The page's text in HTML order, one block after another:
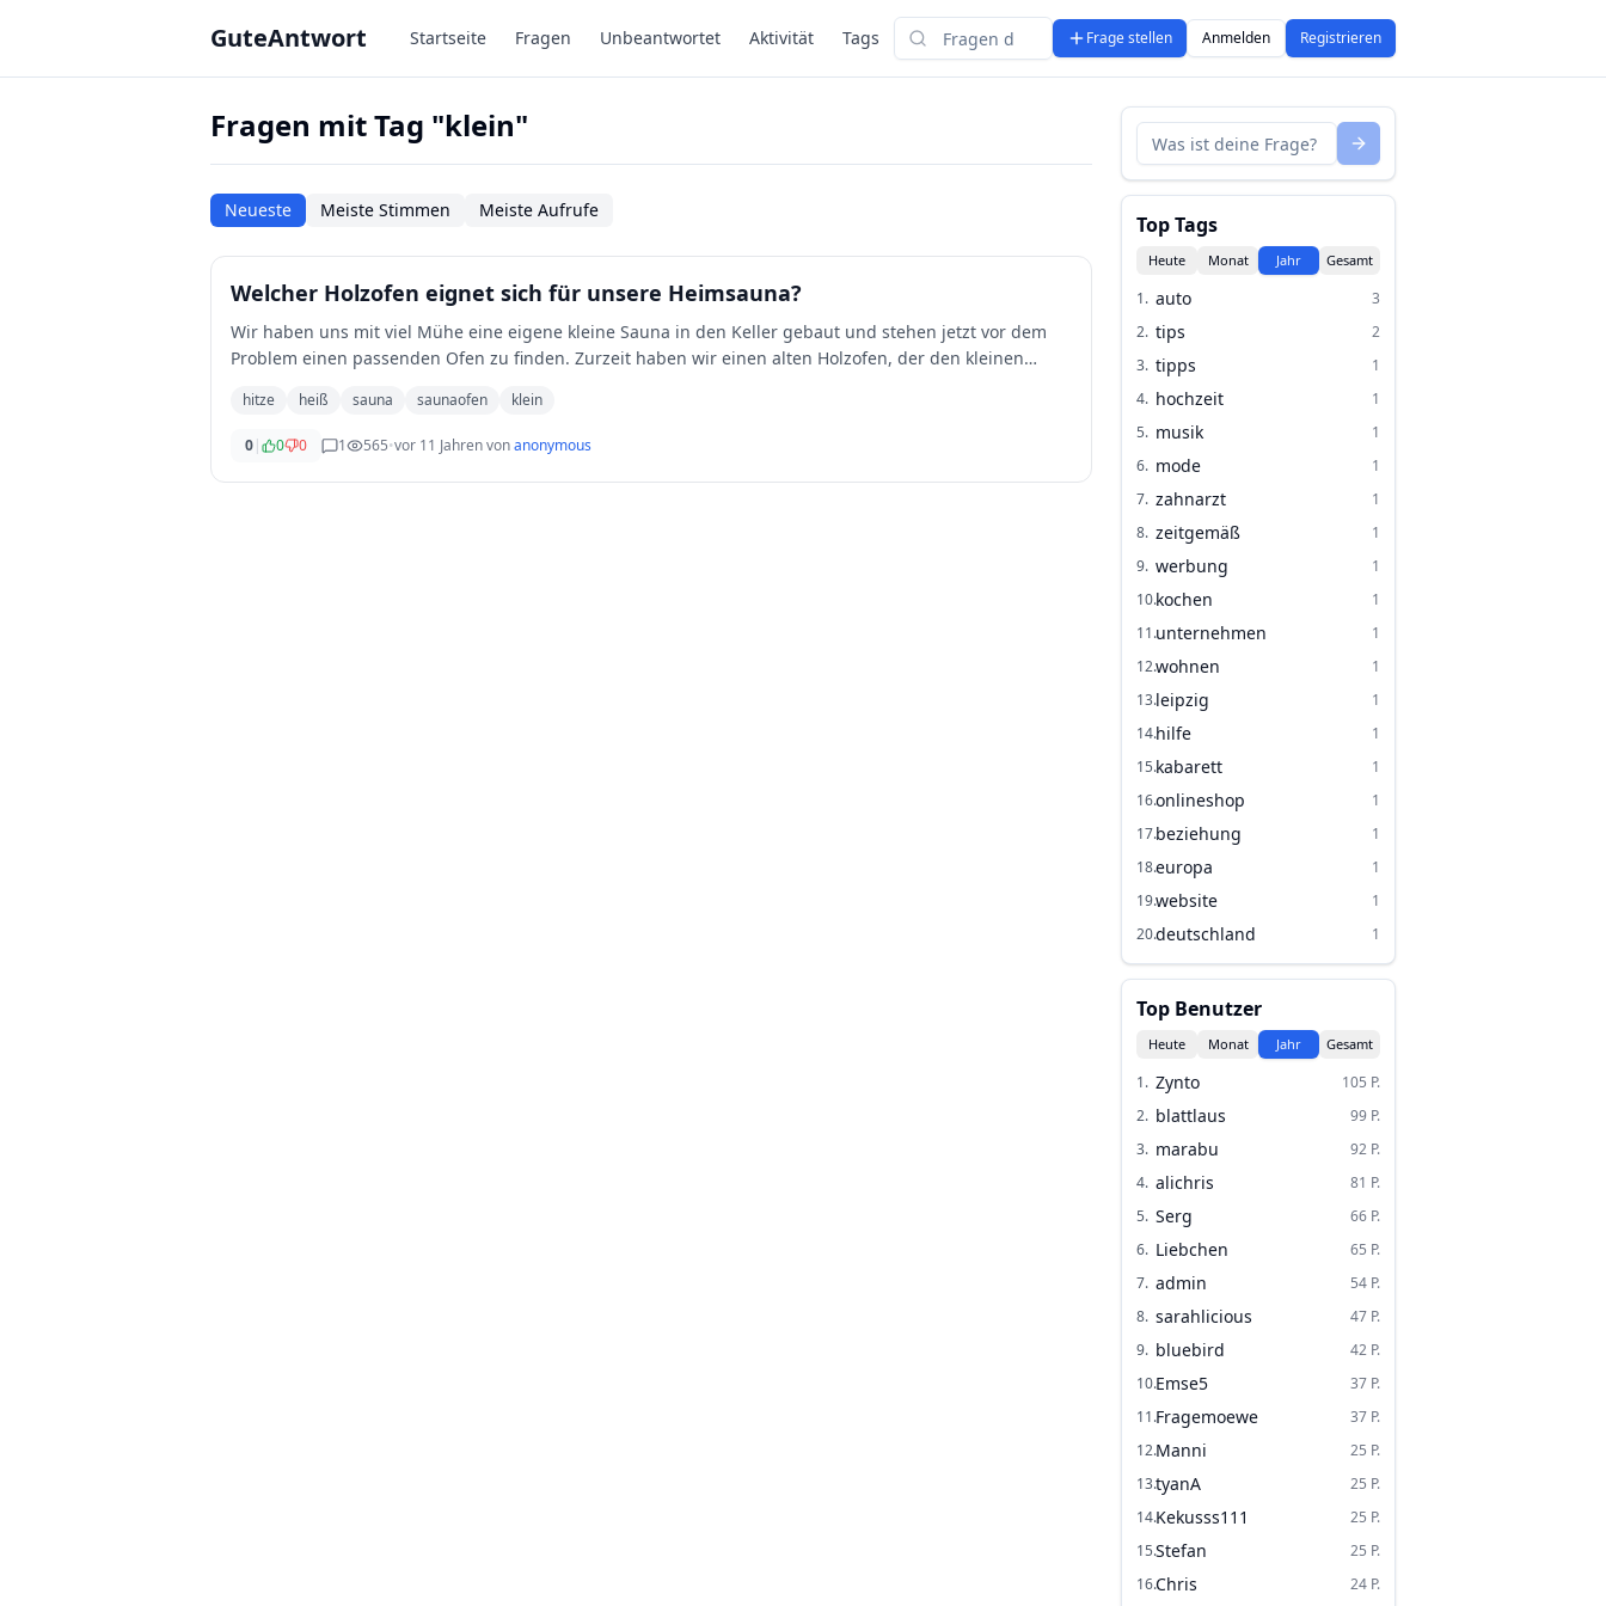
GuteAntwort Startseite Fragen Unbeantwortet Aktivität Tags
Suchen
Frage stellen Anmelden Registrieren
Fragen mit Tag "klein"
Neueste Meiste Stimmen Meiste Aufrufe
Welcher Holzofen eignet sich für unsere Heimsauna?
Wir haben uns mit viel Mühe eine eigene kleine Sauna in den Keller gebaut und stehen jetzt vor dem
Problem einen passenden Ofen zu finden. Zurzeit haben wir einen alten Holzofen, der den kleinen
hitze heiß sauna saunaofen klein
0| 0 0 1 565•vor 11 Jahrenvonanonymous
Top Tags
Heute Monat Jahr Gesamt
1. auto
3
2. tips
2
3. tipps
1
4. hochzeit
1
5. musik
1
6. mode
1
7. zahnarzt
1
8. zeitgemäß
1
9. werbung
1
10.kochen
1
11.unternehmen
1
12.wohnen
1
13.leipzig
1
14.hilfe
1
15.kabarett
1
16.onlineshop
1
17.beziehung
1
18.europa
1
19.website
1
20.deutschland 1
Top Benutzer
Heute Monat Jahr Gesamt
1. Zynto 105 P.
2. blattlaus 99 P.
3. marabu 92 P.
4. alichris 81 P.
5. Serg 66 P.
6. Liebchen 65 P.
7. admin 54 P.
8. sarahlicious 47 P.
9. bluebird 42 P.
10.Emse5 37 P.
11.Fragemoewe 37 P.
12.Manni 25 P.
13.tyanA 25 P.
14.Kekusss111 25 P.
15.Stefan 25 P.
16.Chris 24 P.